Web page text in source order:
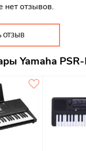
нет отзывов.
ОТЗЫВ
Yamaha